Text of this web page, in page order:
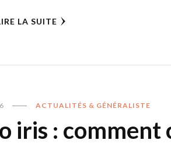
LA SUITE
ACTUALITÉS & GÉNÉRALISTE
iris :